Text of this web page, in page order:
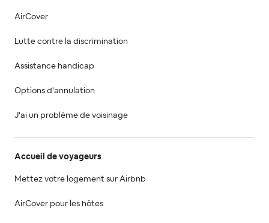
AirCover
Lutte contre la discrimination
Assistance handicap
Options d'annulation
J'ai un problème de voisinage
Accueil de voyageurs
Mettez votre logement sur Airbnb
AirCover pour les hôtes